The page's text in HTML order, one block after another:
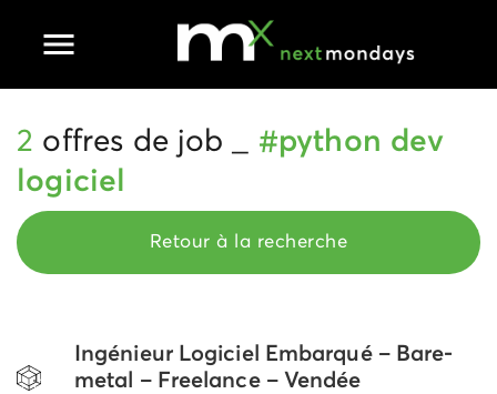
Ouvrir le menu principal
2 offres de job _ #python dev
logiciel
Retour à la recherche
Ingénieur Logiciel Embarqué – Bare-
metal – Freelance – Vendée